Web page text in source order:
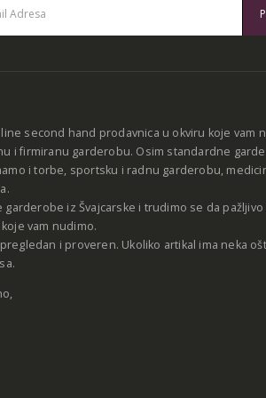
second hand prodavnica u okviru koje vam
i firmiranu garderobu. Osim standardne
i torbe, sportsku i radnu garderobu,
garderobe iz Švajcarske i trudimo se da
vam nudimo.
i proveren. Ukoliko artikal ima neka